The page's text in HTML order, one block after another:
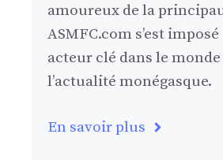
amoureux de la
ASMFC.com s’est
acteur clé dans le monde
l’actualité monégasque.
En savoir plus